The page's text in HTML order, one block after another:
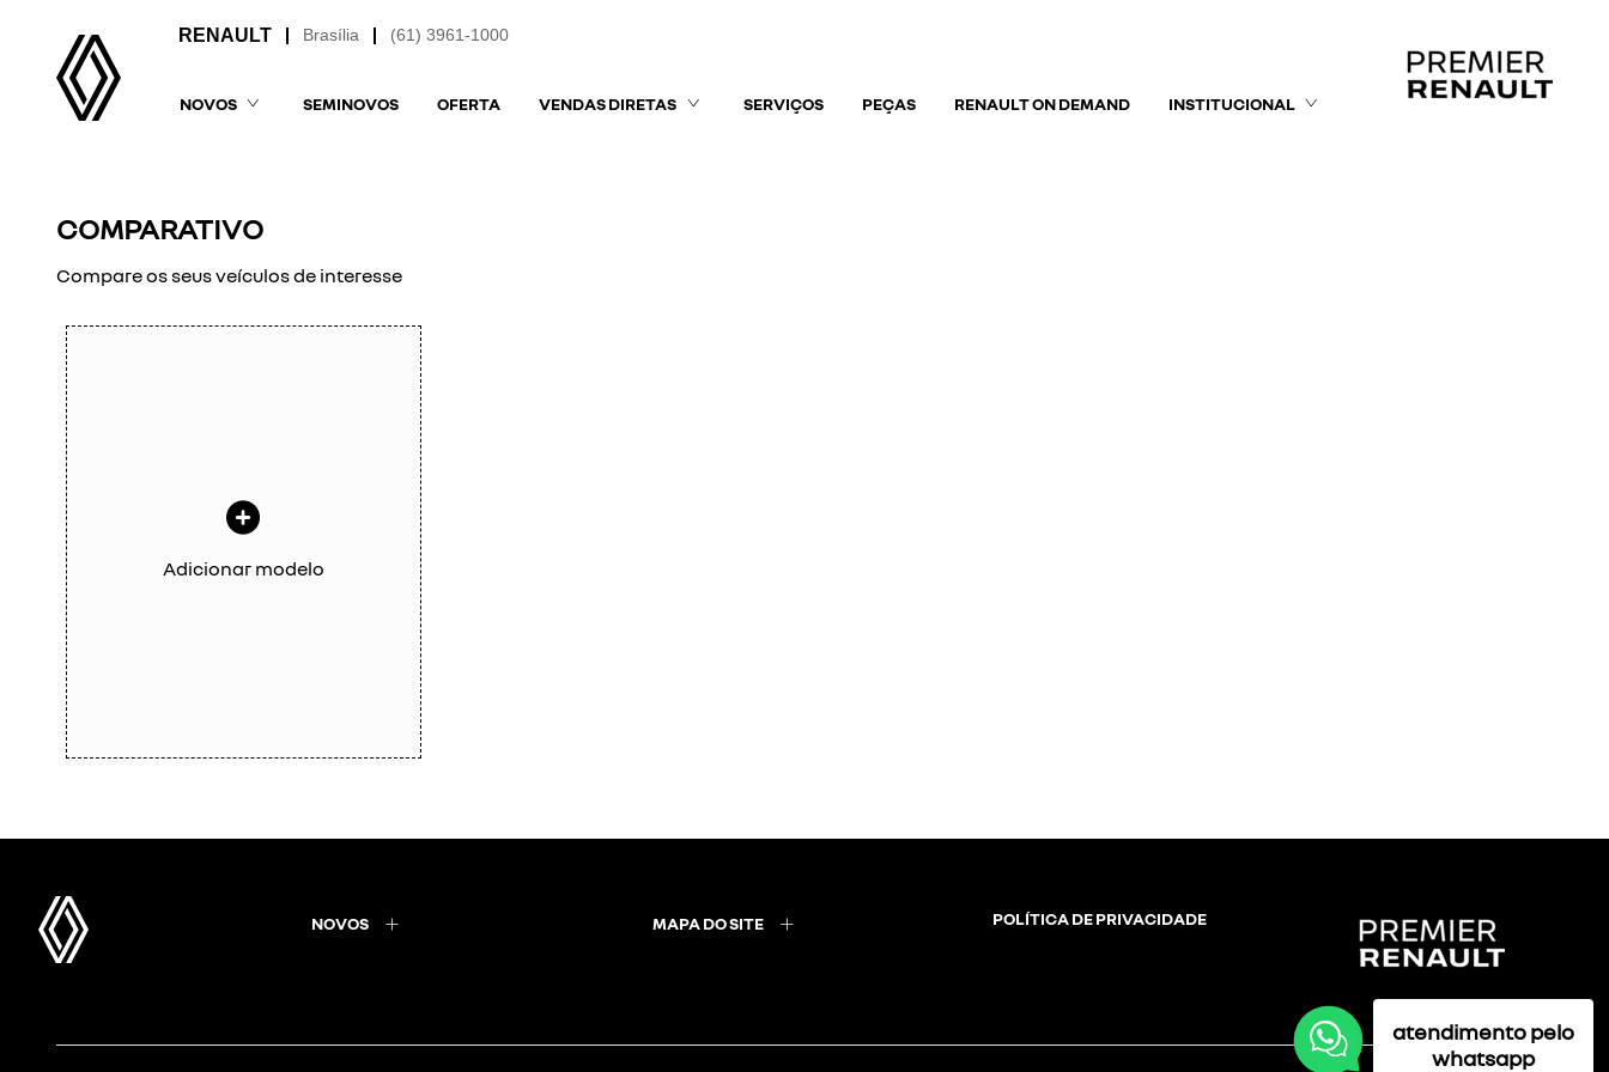
(61) 3961-1000
Brasília
NOVOS SEMINOVOS OFERTA VENDAS DIRETAS SERVIÇOS PEÇAS RENAULT ON DEMAND INSTITUCIONAL
COMPARATIVO
Compare os seus veículos de interesse
Adicionar modelo
NOVOS MAPA DO SITE POLÍTICA DE PRIVACIDADE
atendimento pelo
whatsapp